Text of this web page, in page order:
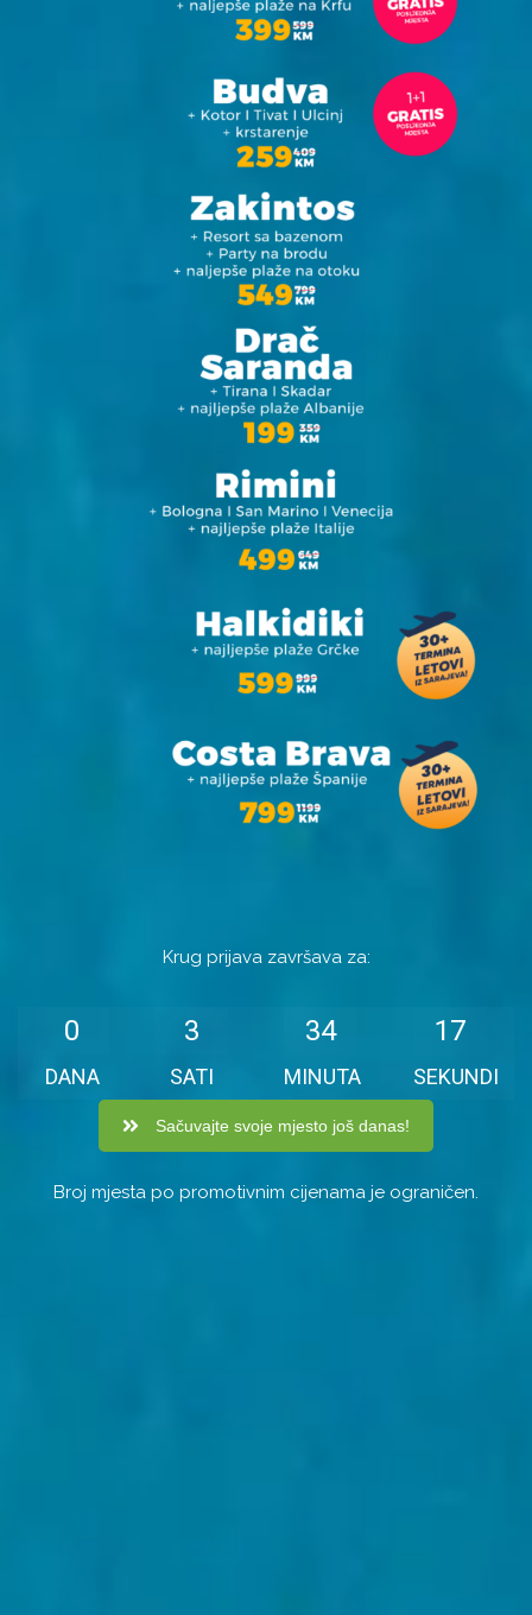
Krug prijava završava za:
0
0
DANA
3
3
SATI
34
34
MINUTA
15
14
SEKUNDI
Sačuvajte svoje mjesto još danas!
Broj mjesta po promotivnim cijenama je ograničen.